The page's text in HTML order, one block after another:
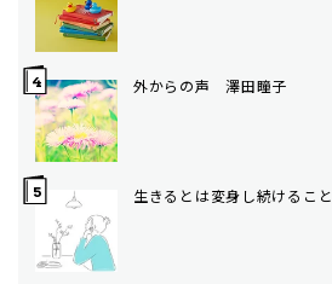
外からの声 澤田瞳子
生きるとは変身し続けるこ